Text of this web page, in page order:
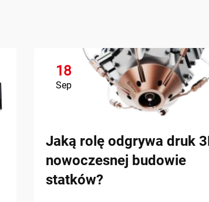
18
Sep
Jaką rolę odgrywa druk
nowoczesnej budowie
statków?